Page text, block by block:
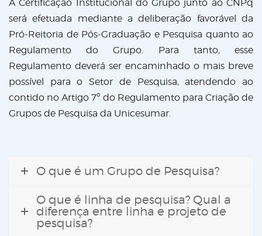
A Certificação Institucional do Grupo junto ao CNPq
será efetuada mediante a deliberação favorável da
Pró-Reitoria de Pós-Graduação e Pesquisa quanto ao
Regulamento do Grupo. Para tanto, esse
Regulamento deverá ser encaminhado o mais breve
possível para o Setor de Pesquisa, atendendo ao
contido no Artigo 7º do Regulamento para Criação de
Grupos de Pesquisa da Unicesumar.
O que é um Grupo de Pesquisa?
O que é linha de pesquisa? Qual a
diferença entre linha e projeto de
pesquisa?